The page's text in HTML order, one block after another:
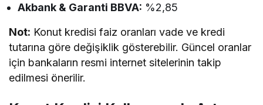
Akbank & Garanti BBVA: %2,85
Not: Konut kredisi faiz oranları vade ve kredi
tutarına göre değişiklik gösterebilir. Güncel oranlar
için bankaların resmi internet sitelerinin takip
edilmesi önerilir.